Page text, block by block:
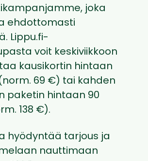
joka
ehdottomasti
Lippu.fi-
voit keskiviikkoon
kausikortin hintaan
69 €) tai kahden
paketin hintaan 90
138 €).
hyödyntää tarjous ja
nauttimaan